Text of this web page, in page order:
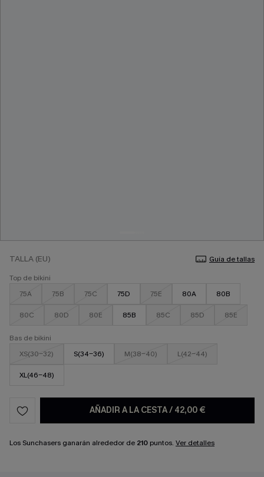
TALLA (EU)
Guía de tallas
Top de bikini
75A
75B 75C 75D 75E 80A 80B
80C 80D 80E 85B 85C 85D 85E
Bas de bikini
XS(30-32)
S(34-36) M(38-40) L(42-44)
XL(46-48)
AÑADIR A LA CESTA/ 42,00 €
Los Sunchasers ganarán alrededor de 210 puntos. Ver detalles